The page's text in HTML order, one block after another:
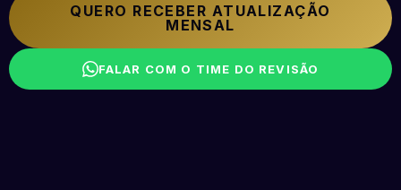
QUERO RECEBER ATUALIZAÇÃO
MENSAL
FALAR COM O TIME DO REVISÃO